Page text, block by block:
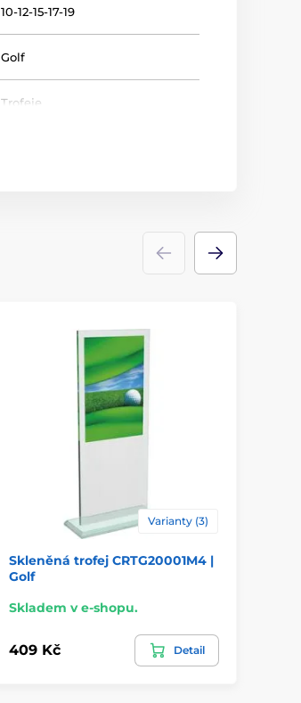
10-12-15-17-19
Golf
Trofeje
Varianty (3)
Skleněná trofej CRTG20001M4 |
Golf
Skladem v e-shopu.
409 Kč Detail